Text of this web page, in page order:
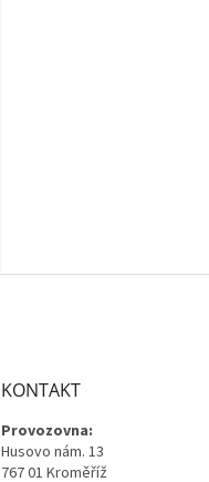
KONTAKT
Provozovna:
Husovo nám. 13
767 01 Kroměříž